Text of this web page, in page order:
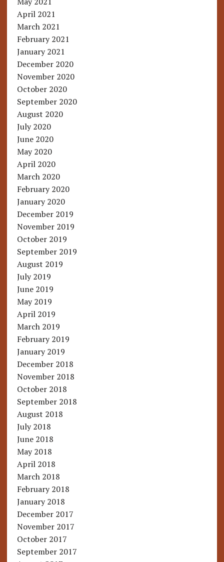
April 2021
March 2021
February 2021
January 2021
December 2020
November 2020
October 2020
September 2020
August 2020
July 2020
June 2020
May 2020
April 2020
March 2020
February 2020
January 2020
December 2019
November 2019
October 2019
September 2019
August 2019
July 2019
June 2019
May 2019
April 2019
March 2019
February 2019
January 2019
December 2018
November 2018
October 2018
September 2018
August 2018
July 2018
June 2018
May 2018
April 2018
March 2018
February 2018
January 2018
December 2017
November 2017
October 2017
September 2017